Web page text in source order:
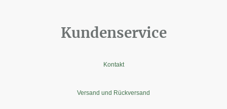
Kundenservice
Kontakt
Versand und Rückversand